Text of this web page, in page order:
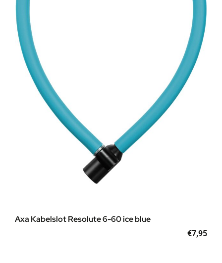
Axa Kabelslot Resolute 6-60 ice blue
€7,95